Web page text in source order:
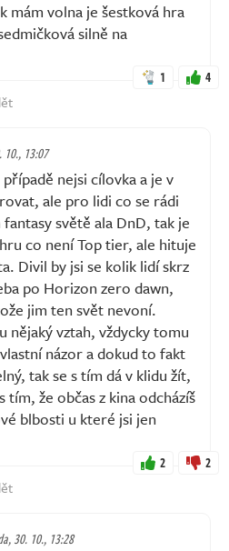
mám volna je šestková hra
silně na
1 4
10., 13:07
nejsi cílovka a je v
ale pro lidi co se rádi
světě ala DnD, tak je
co není Top tier, ale hituje
Divil by jsi se kolik lidí skrz
po Horizon zero dawn,
jim ten svět nevoní.
nějaký vztah, vždycky tomu
názor a dokud to fakt
tak se s tím dá v klidu žít,
tím, že občas z kina odcházíš
blbosti u které jsi jen
2 2
30. 10., 13:28